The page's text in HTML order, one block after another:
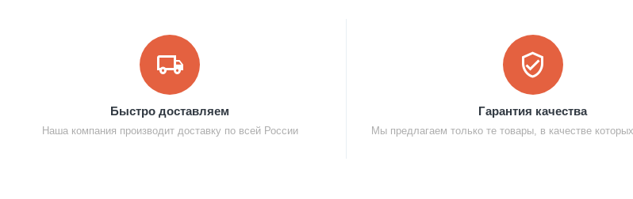
Быстро доставляем
Наша компания производит доставку по всей России
Гарантия качества
Мы предлагаем только те товары, в качестве